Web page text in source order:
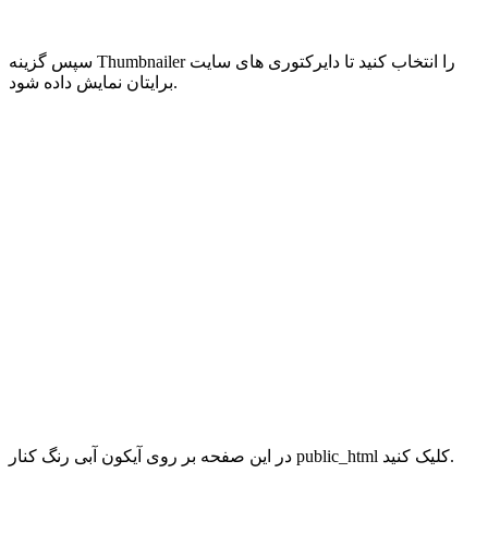
سپس گزینه Thumbnailer را انتخاب کنید تا دایرکتوری های سایت
برایتان نمایش داده شود.
در این صفحه بر روی آیکون آبی رنگ کنار public_html کلیک کنید.